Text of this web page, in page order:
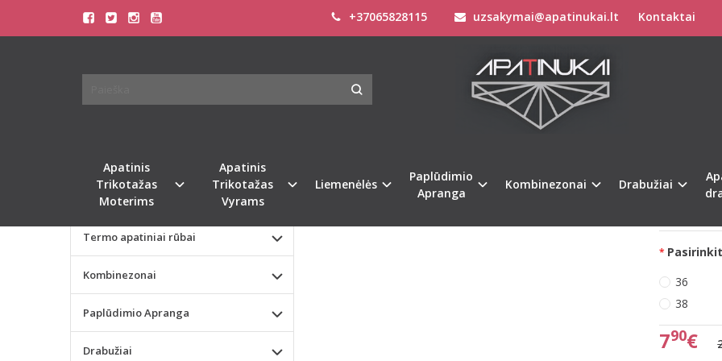
+37065828115 uzsakymai@apatinukai.lt Kontaktai
Apatinis
Trikotažas
Moterims
Apatinis
Trikotažas
Vyrams
Liemenėlės
Paplūdimio
Apranga
Kombinezonai Drabužiai
TRIUMPH GĖLETI 36(S) IR 38 (M) DYDŽIO
HIGH WAIST STRING
36
38
790€
Valentino dienos dovana
Liemenėlės
Termo apatiniai rūbai
Kombinezonai
Paplūdimio Apranga
Drabužiai